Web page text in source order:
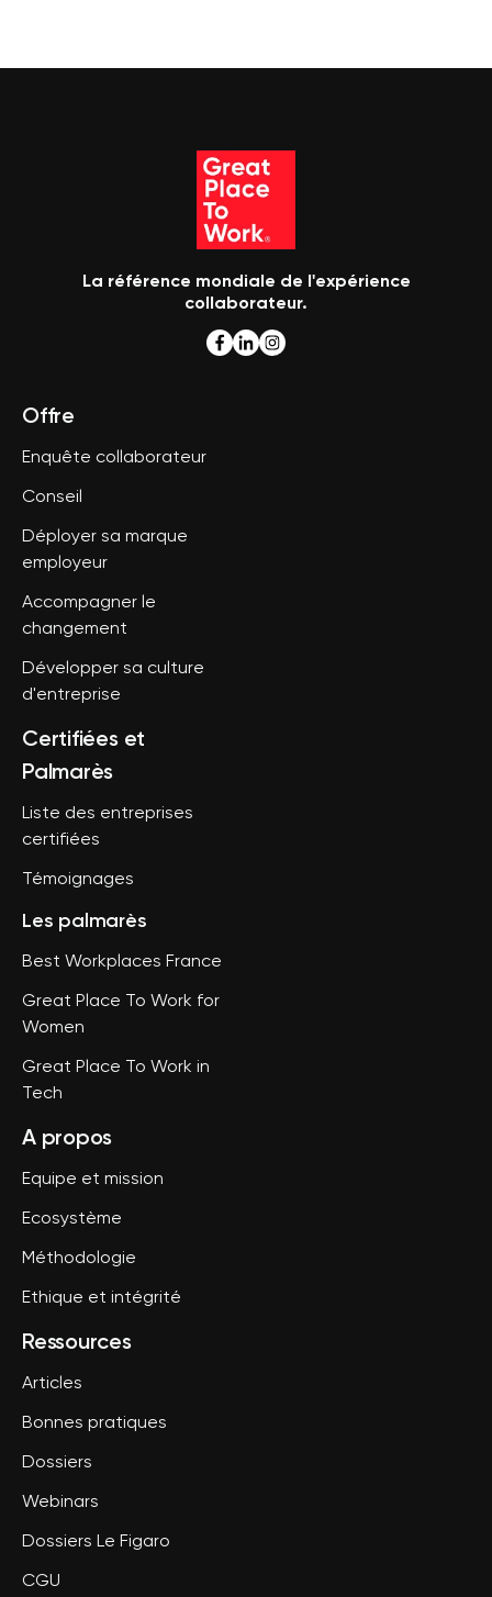
La référence mondiale de l'expérience
collaborateur.
Offre
Enquête collaborateur
Conseil
Déployer sa marque
employeur
Accompagner le
changement
Développer sa culture
d'entreprise
Certifiées et
Palmarès
Liste des entreprises
certifiées
Témoignages
Les palmarès
Best Workplaces France
Great Place To Work for
Women
Great Place To Work in
Tech
A propos
Equipe et mission
Ecosystème
Méthodologie
Ethique et intégrité
Ressources
Articles
Bonnes pratiques
Dossiers
Webinars
Dossiers Le Figaro
CGU